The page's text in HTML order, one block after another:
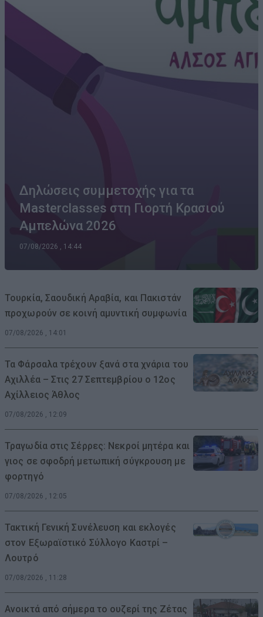
Δηλώσεις συμμετοχής για τα
Masterclasses στη Γιορτή Κρασιού
Αμπελώνα 2026
07/08/2026 , 14:44
Τουρκία, Σαουδική Αραβία, και Πακιστάν
προχωρούν σε κοινή αμυντική συμφωνία
07/08/2026 , 14:01
Τα Φάρσαλα τρέχουν ξανά στα χνάρια του
Αχιλλέα – Στις 27 Σεπτεμβρίου ο 12ος
Αχίλλειος Άθλος
07/08/2026 , 12:09
Τραγωδία στις Σέρρες: Νεκροί μητέρα και
γιος σε σφοδρή μετωπική σύγκρουση με
φορτηγό
07/08/2026 , 12:05
Τακτική Γενική Συνέλευση και εκλογές
στον Εξωραϊστικό Σύλλογο Καστρί –
Λουτρό
07/08/2026 , 11:28
Ανοικτά από σήμερα το ουζερί της Ζέτας